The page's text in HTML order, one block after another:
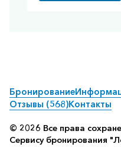
Бронирование
Отзывы (568)Контакты
© 2026 Все права
Сервису бронирования